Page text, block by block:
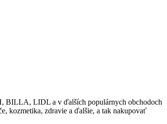
BILLA, LIDL a v ďalších populárnych obchodoch
kozmetika, zdravie a ďalšie, a tak nakupovať